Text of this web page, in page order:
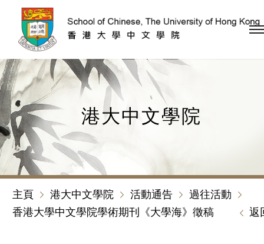
跳到內容（按回車鍵）
港大中文學院
主頁 港大中文學院 活動通告
過往活動
香港大學中文學院學術期刊《大學海》徵稿
返